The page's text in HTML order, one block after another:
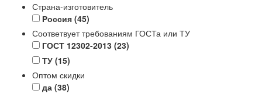
Страна-изготовитель
Россия (45)
Соответвует требованиям ГОСТа или ТУ
ГОСТ 12302-2013 (23)
ТУ (15)
Оптом скидки
да (38)